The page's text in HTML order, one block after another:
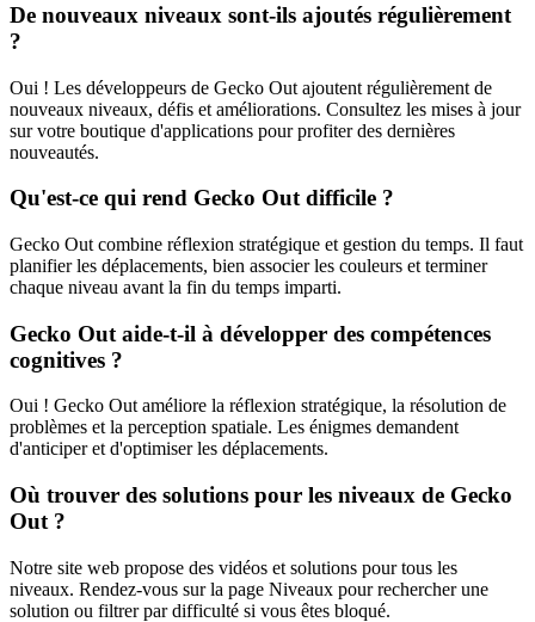
De nouveaux niveaux sont-ils ajoutés régulièrement
?
Oui ! Les développeurs de Gecko Out ajoutent régulièrement de
nouveaux niveaux, défis et améliorations. Consultez les mises à jour
sur votre boutique d'applications pour profiter des dernières
nouveautés.
Qu'est-ce qui rend Gecko Out difficile ?
Gecko Out combine réflexion stratégique et gestion du temps. Il faut
planifier les déplacements, bien associer les couleurs et terminer
chaque niveau avant la fin du temps imparti.
Gecko Out aide-t-il à développer des compétences
cognitives ?
Oui ! Gecko Out améliore la réflexion stratégique, la résolution de
problèmes et la perception spatiale. Les énigmes demandent
d'anticiper et d'optimiser les déplacements.
Où trouver des solutions pour les niveaux de Gecko
Out ?
Notre site web propose des vidéos et solutions pour tous les
niveaux. Rendez-vous sur la page Niveaux pour rechercher une
solution ou filtrer par difficulté si vous êtes bloqué.